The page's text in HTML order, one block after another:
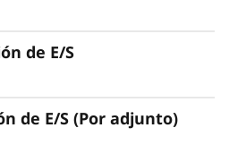
de E/S
de E/S (Por adjunto)